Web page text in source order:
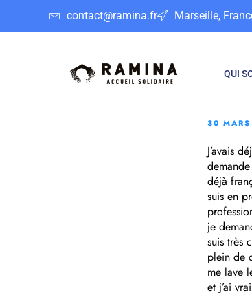
contact@ramina.fr Marseille,
QUI
30
J’avais
déjà
suis en
je
suis très
plein de
me lave
et j’ai